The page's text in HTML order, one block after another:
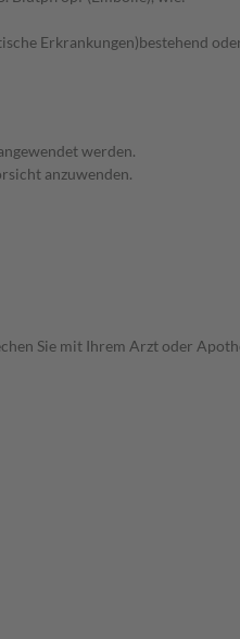
Erkrankungen)bestehend
werden.
anzuwenden.
Sie mit Ihrem Arzt oder